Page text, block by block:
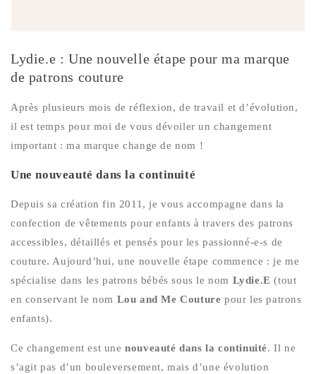
Lydie.e : Une nouvelle étape pour ma marque
de patrons couture
Après plusieurs mois de réflexion, de travail et d’évolution,
il est temps pour moi de vous dévoiler un changement
important : ma marque change de nom !
Une nouveauté dans la continuité
Depuis sa création fin 2011, je vous accompagne dans la
confection de vêtements pour enfants à travers des patrons
accessibles, détaillés et pensés pour les passionné-e-s de
couture. Aujourd’hui, une nouvelle étape commence : je me
spécialise dans les patrons bébés sous le nom Lydie.E (tout
en conservant le nom Lou and Me Couture pour les patrons
enfants).
Ce changement est unenouveauté dans la continuité. Il ne
s’agit pas d’un bouleversement, mais d’une évolution